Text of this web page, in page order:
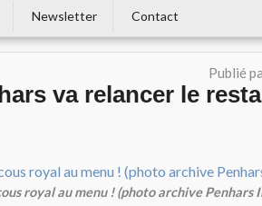
Newsletter Contact
Publié
va relancer le
royal au menu ! (photo archive Penhars